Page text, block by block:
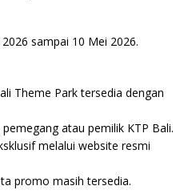
sampai 10 Mei 2026.
Theme Park tersedia dengan
atau pemilik KTP Bali.
melalui website resmi
promo masih tersedia.